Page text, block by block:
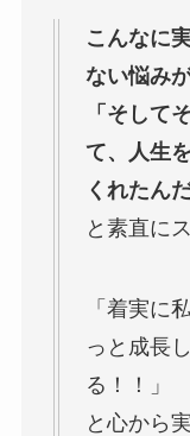
こんなに
ない悩み
「そして
て、人生
くれたんだ
と素直に
「着実に
っと成長
る！！」
と心から